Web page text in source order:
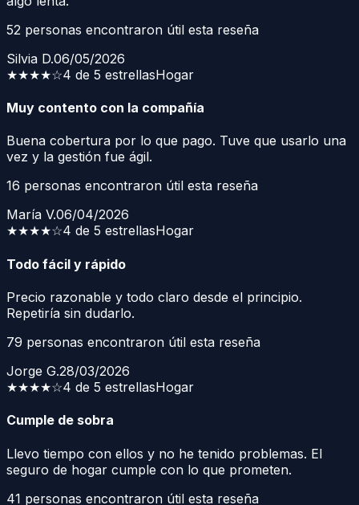
52 personas encontraron útil esta reseña
Silvia D.06/05/2026
★★★★☆4 de 5 estrellasHogar
Muy contento con la compañía
Buena cobertura por lo que pago. Tuve que usarlo una
vez y la gestión fue ágil.
16 personas encontraron útil esta reseña
María V.06/04/2026
★★★★☆4 de 5 estrellasHogar
Todo fácil y rápido
Precio razonable y todo claro desde el principio.
Repetiría sin dudarlo.
79 personas encontraron útil esta reseña
Jorge G.28/03/2026
★★★★☆4 de 5 estrellasHogar
Cumple de sobra
Llevo tiempo con ellos y no he tenido problemas. El
seguro de hogar cumple con lo que prometen.
41 personas encontraron útil esta reseña